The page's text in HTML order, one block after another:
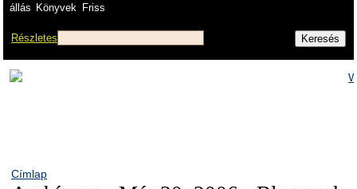
állás Könyvek Friss
Részletes
Címlap